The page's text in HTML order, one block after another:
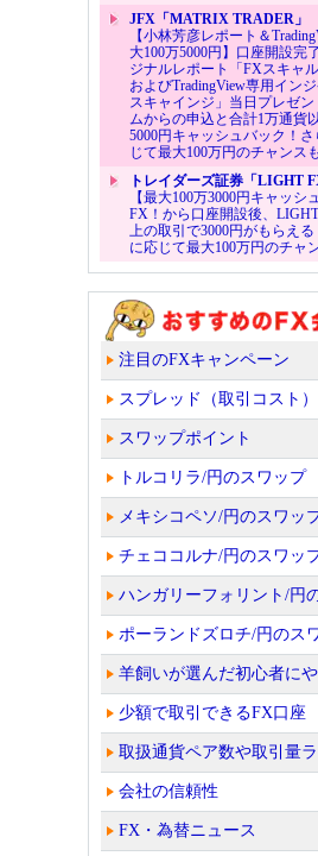
JFX「MATRIX TRADER」
【小林芳彦レポート＆
大100万5000円】口座開設完
ジナルレポート「FXスキャ
およびTradingView専用イン
スキャインジ」当日プレゼ
ムからの申込と合計1万通貨
5000円キャッシュバック！
じて最大100万円のチャンス
トレイダーズ証券「LIGHT
【最大100万3000円キャッシ
FX！から口座開設後、
上の取引で3000円がもらえ
に応じて最大100万円のチャ
注目のFXキャンペーン
スプレッド（取引コスト）
スワップポイント
トルコリラ/円のスワップ
メキシコペソ/円のスワッ
チェココルナ/円のスワッ
ハンガリーフォリント/円
ポーランドズロチ/円のス
羊飼いが選んだ初心者に
少額で取引できるFX口座
取扱通貨ペア数や取引量
会社の信頼性
FX・為替ニュース